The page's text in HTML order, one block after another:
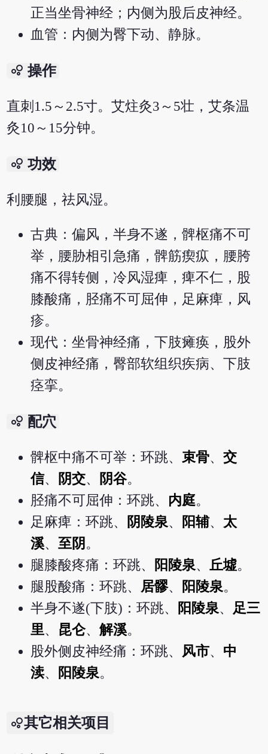
正当坐骨神经；内侧为股后皮神经。
血管：内侧为臀下动、静脉。
bubble_chart 操作
直刺1.5～2.5寸。艾炷灸3～5壮，艾条温
灸10～15分钟。
bubble_chart 功效
利腰腿，祛风湿。
古典：偏风，半身不遂，髀枢痛不可
举，腰胁相引急痛，髀筋瘈疭，腰胯
痛不得转侧，冷风湿痺，痺不仁，股
膝酸痛，胫痛不可屈伸，足麻痺，风
疹。
现代：坐骨神经痛，下肢瘫痪，股外
侧皮神经痛，臀部软组织疾病、下肢
痉挛。
bubble_chart 配穴
髀枢中痛不可举：环跳、束骨、交
信、 阴交、 阴谷。
胫痛不可屈伸：环跳、 内庭。
足麻痺：环跳、
阴陵泉、 阳辅、 太
溪、至阴 。
腿膝酸疼痛：环跳、
阳陵泉、丘墟。
腿股酸痛：环跳、 居髎、 阳陵泉。
半身不遂(下肢)：环跳、
阳陵泉、 足三
里、 昆仑、解溪。
股外侧皮神经痛：环跳、 风市、 中
渎、 阳陵泉。
其它相关项目